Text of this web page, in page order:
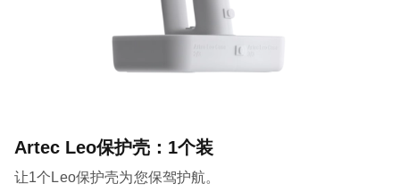
Artec Leo保护壳：1个装
让1个Leo保护壳为您保驾护航。